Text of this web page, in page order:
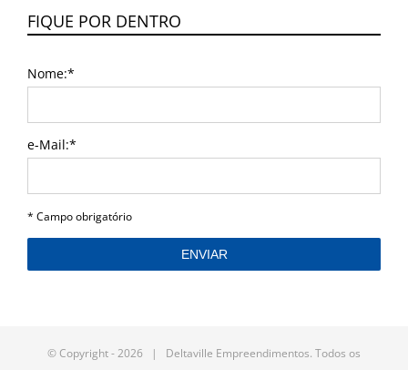
FIQUE POR DENTRO
Nome:*
e-Mail:*
* Campo obrigatório
© Copyright -2026 | Deltaville Empreendimentos. Todos os
"//www.googleadservices.com/pagead/conversion/850577331/?